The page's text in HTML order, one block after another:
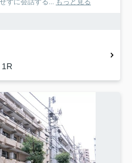
ずに会話する... もっと見る